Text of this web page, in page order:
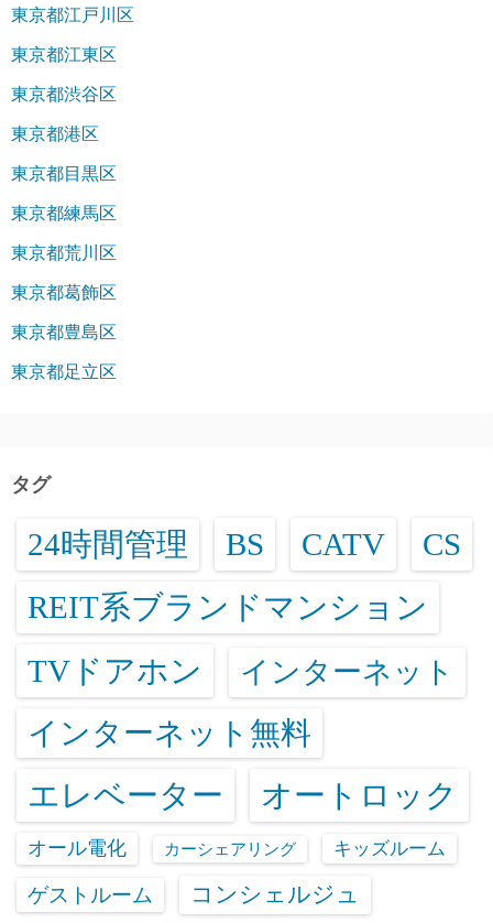
東京都江戸川区
東京都江東区
東京都渋谷区
東京都港区
東京都目黒区
東京都練馬区
東京都荒川区
東京都葛飾区
東京都豊島区
東京都足立区
タグ
24時間管理 BS CATV CS
REIT系ブランドマンション
TVドアホン インターネット
インターネット無料
エレベーター オートロック
オール電化 カーシェアリング キッズルーム
ゲストルーム コンシェルジュ